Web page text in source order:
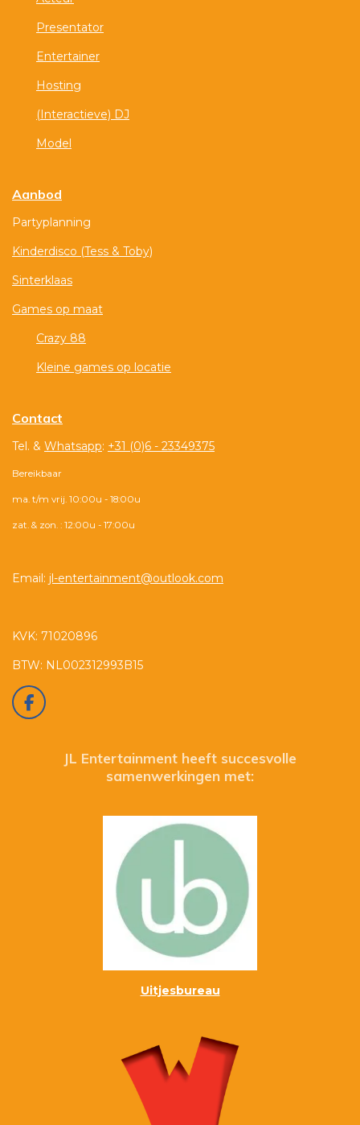
Presentator
Entertainer
Hosting
(Interactieve) DJ
Model
Aanbod
Partyplanning
Kinderdisco (Tess & Toby)
Sinterklaas
Games op maat
Crazy 88
Kleine games op locatie
Contact
Tel. & Whatsapp: +31 (0)6 - 23349375
Bereikbaar
ma. t/m vrij. 10:00u - 18:00u
zat. & zon. : 12:00u - 17:00u
Email: jl-entertainment@outlook.com
KVK: 71020896
BTW: NL002312993B15
F
a
JL Entertainment heeft succesvolle
samenwerkingen met:
Uitjesbureau